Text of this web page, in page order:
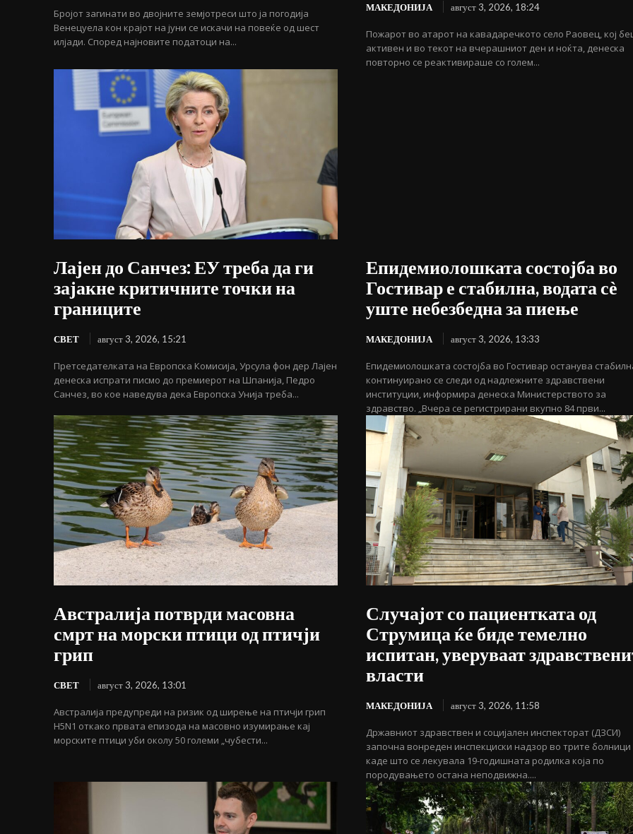
Бројот загинати во двојните земјотреси што ја погодија
Венецуела кон крајот на јуни се искачи на повеќе од шест
илјади. Според најновите податоци на...
МАКЕДОНИЈА август 3, 2026, 18:24
Пожарот во атарот на кавадаречкото село Раовец, кој
активен и во текот на вчерашниот ден и ноќта, денеска
повторно се реактивираше со голем...
Лајен до Санчез: ЕУ треба да ги
зајакне критичните точки на
границите
СВЕТ август 3, 2026, 15:21
Претседателката на Европска Комисија, Урсула фон дер Лајен
денеска испрати писмо до премиерот на Шпанија, Педро
Санчез, во кое наведува дека Европска Унија треба...
Епидемиолошката состојба во
Гостивар е стабилна, водата сѐ
уште небезбедна за пиење
МАКЕДОНИЈА август 3, 2026, 13:33
Епидемиолошката состојба во Гостивар останува
континуирано се следи од надлежните здравствени
институции, информира денеска Министерството за
здравство. „Вчера се регистрирани вкупно 84 први...
Австралија потврди масовна
смрт на морски птици од птичји
грип
СВЕТ август 3, 2026, 13:01
Австралија предупреди на ризик од ширење на птичји грип
H5N1 откако првата епизода на масовно изумирање кај
морските птици уби околу 50 големи „чубести...
Случајот со пациентката од
Струмица ќе биде темелно
испитан, уверуваат
власти
МАКЕДОНИЈА август 3, 2026, 11:58
Државниот здравствен и социјален инспекторат (ДЗСИ)
започна вонреден инспекциски надзор во трите болници
каде што се лекувала 19-годишната родилка која по
породувањето остана неподвижна....